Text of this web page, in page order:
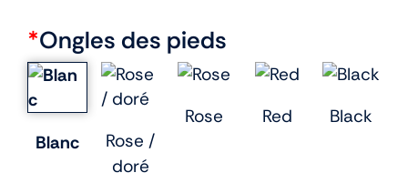
*Ongles des pieds
Blanc
Rose /
doré
Rose Red Black